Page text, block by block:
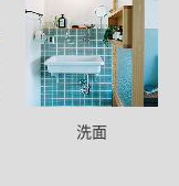
洗面